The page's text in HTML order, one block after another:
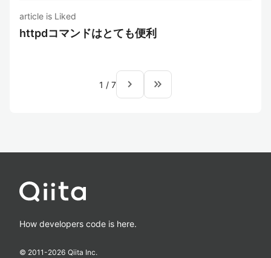
article is Liked
httpdコマンドはとても便利
1 / 7 navigate_next keyboard_double_arrow_right
How developers code is here.
© 2011-2026 Qiita Inc.